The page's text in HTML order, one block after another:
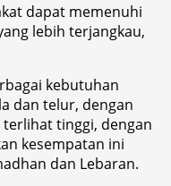
dapat memenuhi
lebih terjangkau,
kebutuhan
dan telur, dengan
tinggi, dengan
kesempatan ini
dan Lebaran.